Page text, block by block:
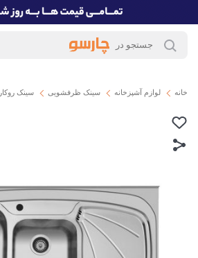
خانه لوازم آشپزخانه سینک ظرفشویی سینک روکار